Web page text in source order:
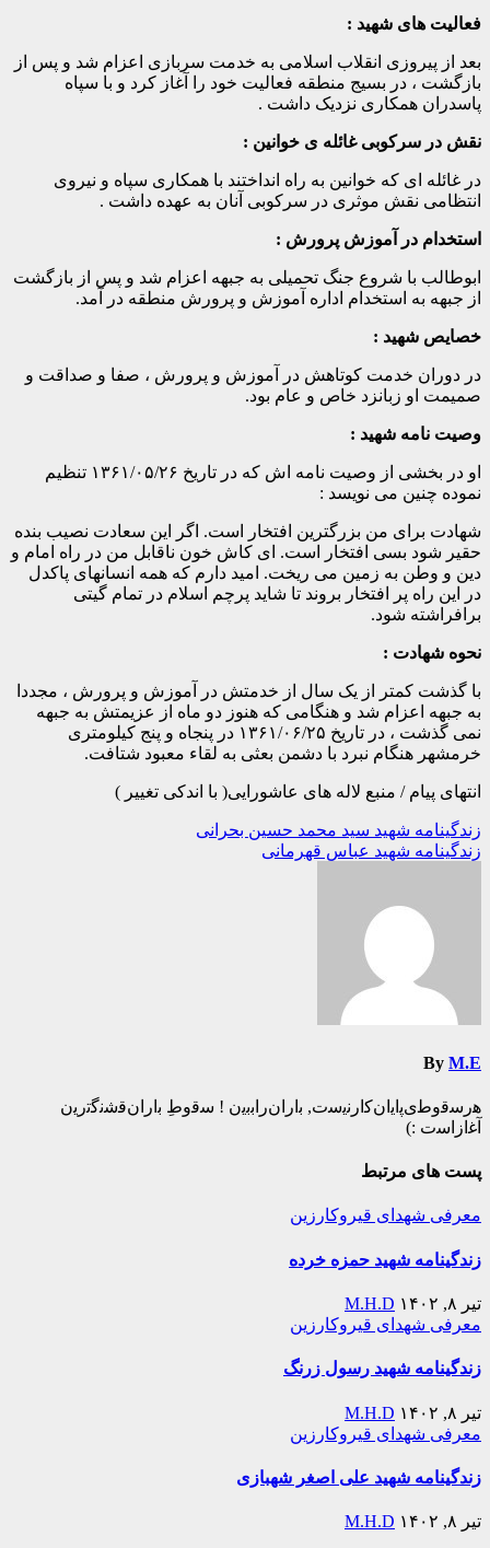
فعالیت های شهید :
بعد از پیروزی انقلاب اسلامی به خدمت سربازی اعزام شد و پس از
بازگشت ، در بسیج منطقه فعالیت خود را آغاز کرد و با سپاه
پاسدران همکاری نزدیک داشت .
نقش در سرکوبی غائله ی خوانین :
در غائله ای که خوانین به راه انداختند با همکاری سپاه و نیروی
انتظامی نقش موثری در سرکوبی آنان به عهده داشت .
استخدام در آموزش پرورش :
ابوطالب با شروع جنگ تحمیلی به جبهه اعزام شد و پس از بازگشت
از جبهه به استخدام اداره آموزش و پرورش منطقه در آمد.
خصایص شهید :
در دوران خدمت کوتاهش در آموزش و پرورش ، صفا و صداقت و
صمیمت او زبانزد خاص و عام بود.
وصیت نامه شهید :
او در بخشی از وصیت نامه اش که در تاریخ ۱۳۶۱/۰۵/۲۶ تنظیم
نموده چنین می نویسد :
شهادت برای من بزرگترین افتخار است. اگر این سعادت نصیب بنده
حقیر شود بسی افتخار است. ای کاش خون ناقابل من در راه امام و
دین و وطن به زمین می ریخت. امید دارم که همه انسانهای پاکدل
در این راه پر افتخار بروند تا شاید پرچم اسلام در تمام گیتی
برافراشته شود.
نحوه شهادت :
با گذشت کمتر از یک سال از خدمتش در آموزش و پرورش ، مجددا
به جبهه اعزام شد و هنگامی که هنوز دو ماه از عزیمتش به جبهه
نمی گذشت ، در تاریخ ۱۳۶۱/۰۶/۲۵ در پنجاه و پنج کیلومتری
خرمشهر هنگام نبرد با دشمن بعثی به لقاء معبود شتافت.
انتهای پیام / منبع لاله های عاشورایی( با اندکی تغییر )
راهبری
نوشته
زندگینامه شهید سید محمد حسین بحرانی
زندگینامه شهید عباس قهرمانی
By M.E
ه‍‌رس‍‌ق‍‌وط‍‌ی‌پ‍‌ای‍‌ان‌ک‍‌ارن‍‌ی‍‌س‍‌ت‌, ب‍‌اران‌راب‍‌ب‍‌ی‍‌ن ! س‍‌ق‍‌وطِ ب‍‌اران‌ق‍‌ش‍‌ن‍‌گ‍‌ت‍‌ری‍‌ن
آغ‍‌ازاس‍‌ت :)️
پست های مرتبط
معرفی شهدای قیروکارزین
زندگینامه شهید حمزه خرده
تیر ۸, ۱۴۰۲
M.H.D
معرفی شهدای قیروکارزین
زندگینامه شهید رسول زرنگ
تیر ۸, ۱۴۰۲
M.H.D
معرفی شهدای قیروکارزین
زندگینامه شهید علی اصغر شهبازی
تیر ۸, ۱۴۰۲ M.H.D